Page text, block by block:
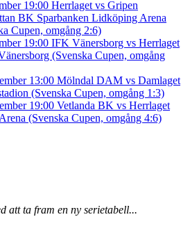
19:00 Herrlaget vs Gripen
BK Sparbanken Lidköping Arena
Cupen, omgång 2:6)
19:00 IFK Vänersborg vs Herrlaget
(Svenska Cupen, omgång
13:00 Mölndal DAM vs Damlaget
(Svenska Cupen, omgång 1:3)
19:00 Vetlanda BK vs Herrlaget
(Svenska Cupen, omgång 4:6)
att ta fram en ny serietabell...